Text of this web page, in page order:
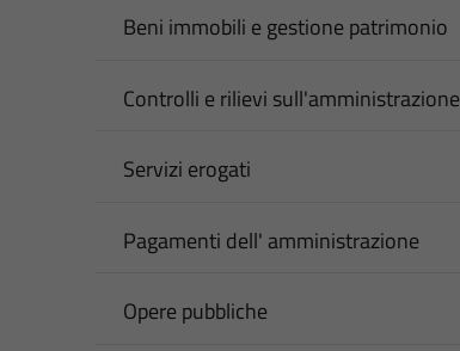
Beni immobili e gestione patrimonio
Controlli e rilievi sull'amministrazione
Servizi erogati
Pagamenti dell' amministrazione
Opere pubbliche